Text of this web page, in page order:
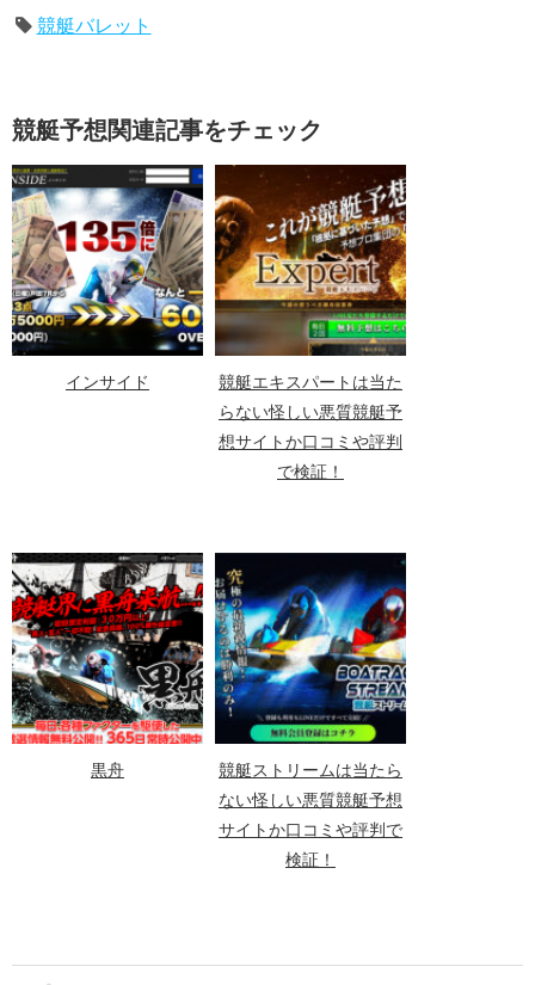
競艇バレット
競艇予想関連記事をチェック
インサイド
競艇エキスパートは当た
らない怪しい悪質競艇予
想サイトか口コミや評判
で検証！
黒舟
競艇ストリームは当たら
ない怪しい悪質競艇予想
サイトか口コミや評判で
検証！